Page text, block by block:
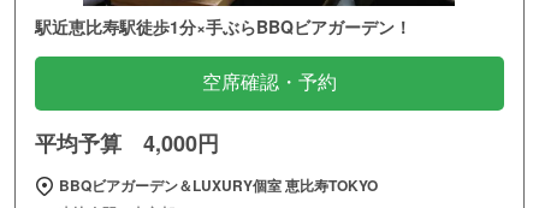
駅近恵比寿駅徒歩1分×手ぶらBBQビアガーデン！
空席確認・予約
平均予算 4,000円
BBQビアガーデン＆LUXURY個室 恵比寿TOKYO